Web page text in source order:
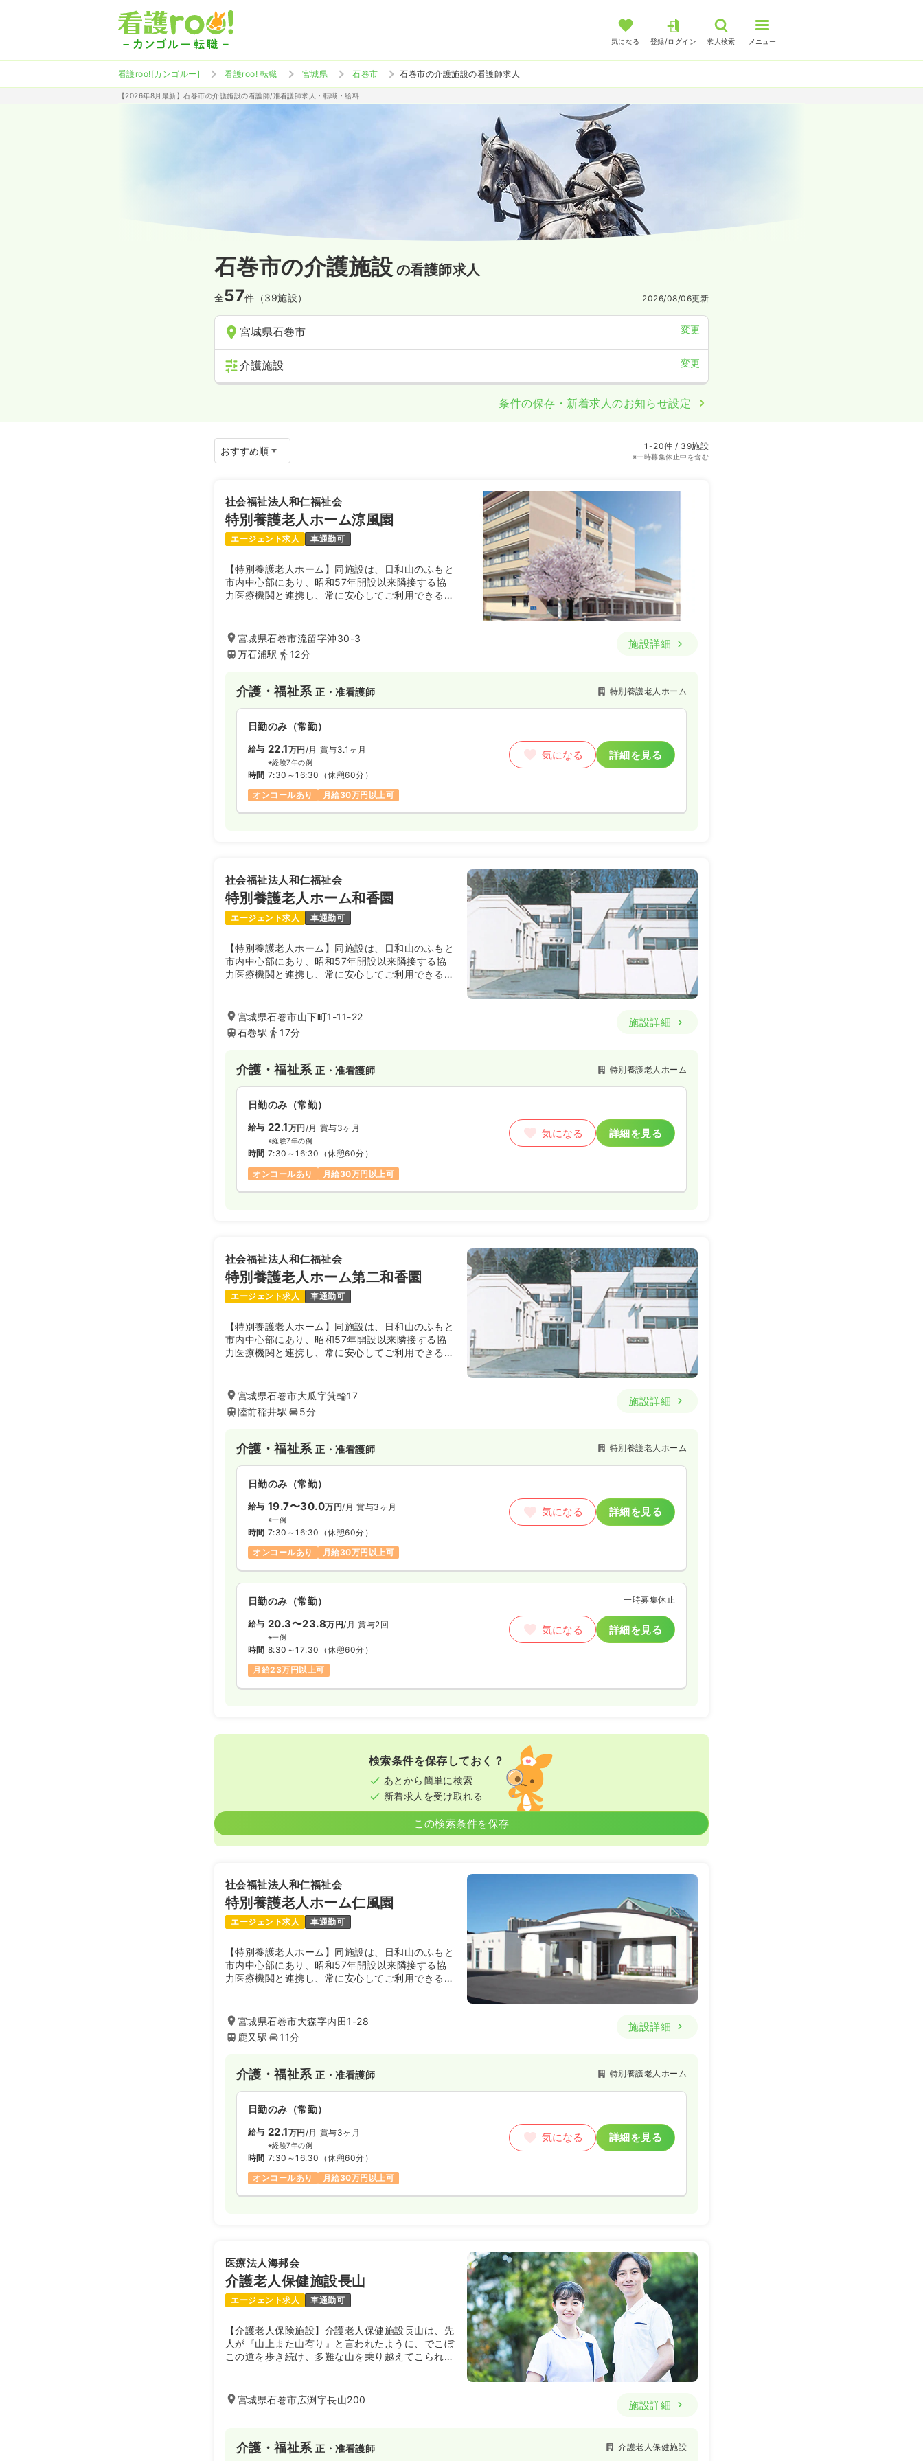
気になる 登録/ログイン 求人検索 メニュー
看護roo![カンゴルー] 看護roo! 転職 宮城県 石巻市 石巻市の介護施設の看護師求人
【2026年8月最新】石巻市の介護施設の看護師/准看護師求人・転職・給料
石巻市の介護施設 の看護師求人
全57件（39施設） 2026/08/06更新
宮城県石巻市 変更
介護施設 変更
条件の保存・新着求人のお知らせ設定
1-20件 / 39施設
※一時募集休止中を含む
社会福祉法人和仁福祉会
特別養護老人ホーム涼風園
エージェント求人 車通勤可
【特別養護老人ホーム】同施設は、日和山のふもと
市内中心部にあり、昭和57年開設以来隣接する協
力医療機関と連携し、常に安心してご利用できる介
家庭的な雰囲気でその人らしく快適な生活が出来る
よう毎日のサービスを提供しています。
宮城県石巻市流留字沖30-3
万石浦駅
12分
施設詳細
介護・福祉系正・准看護師 特別養護老人ホーム
日勤のみ（常勤）
給与 22.1万円/月 賞与3.1ヶ月
※経験7年の例
時間 7:30～16:30 （休憩60分）
オンコールあり
月給30万円以上可
気になる 詳細を見る
社会福祉法人和仁福祉会
特別養護老人ホーム和香園
エージェント求人 車通勤可
【特別養護老人ホーム】同施設は、日和山のふもと
市内中心部にあり、昭和57年開設以来隣接する協
力医療機関と連携し、常に安心してご利用できる介
家庭的な雰囲気でその人らしく快適な生活が出来る
よう毎日のサービスを提供しています。
宮城県石巻市山下町1-11-22
石巻駅
17分
施設詳細
介護・福祉系正・准看護師 特別養護老人ホーム
日勤のみ（常勤）
給与 22.1万円/月 賞与3ヶ月
※経験7年の例
時間 7:30～16:30 （休憩60分）
オンコールあり
月給30万円以上可
気になる 詳細を見る
社会福祉法人和仁福祉会
特別養護老人ホーム第二和香園
エージェント求人 車通勤可
【特別養護老人ホーム】同施設は、日和山のふもと
市内中心部にあり、昭和57年開設以来隣接する協
力医療機関と連携し、常に安心してご利用できる介
家庭的な雰囲気でその人らしく快適な生活が出来る
よう毎日のサービスを提供しています。
宮城県石巻市大瓜字箕輪17
陸前稲井駅
5分
施設詳細
介護・福祉系正・准看護師 特別養護老人ホーム
日勤のみ（常勤）
給与 19.7〜30.0万円/月 賞与3ヶ月
※一例
時間 7:30～16:30 （休憩60分）
オンコールあり
月給30万円以上可
気になる 詳細を見る
日勤のみ（常勤） 一時募集休止
給与 20.3〜23.8万円/月 賞与2回
※一例
時間 8:30～17:30 （休憩60分）
月給23万円以上可
気になる 詳細を見る
検索条件を保存しておく？
あとから簡単に検索
新着求人を受け取れる
この検索条件を保存
社会福祉法人和仁福祉会
特別養護老人ホーム仁風園
エージェント求人 車通勤可
【特別養護老人ホーム】同施設は、日和山のふもと
市内中心部にあり、昭和57年開設以来隣接する協
力医療機関と連携し、常に安心してご利用できる介
家庭的な雰囲気でその人らしく快適な生活が出来る
よう毎日のサービスを提供しています。
宮城県石巻市大森字内田1-28
鹿又駅
11分
施設詳細
介護・福祉系正・准看護師 特別養護老人ホーム
日勤のみ（常勤）
給与 22.1万円 /月 賞与3ヶ月
※経験7年の例
時間 7:30～16:30 （休憩60分）
オンコールあり
月給30万円以上可
気になる 詳細を見る
医療法人海邦会
介護老人保健施設長山
エージェント求人 車通勤可
【介護老人保険施設】介護老人保健施設長山は、先
人が『山上また山有り』と言われたように、でこぼ
この道を歩き続け、多難な山を乗り越えてこられて
を目指しています。また、家族や地域の方々・関係
機関と協力し、利用者の皆様が安心して自立した在
宮城県石巻市広渕字長山200 施設詳細
介護・福祉系正・准看護師 介護老人保健施設